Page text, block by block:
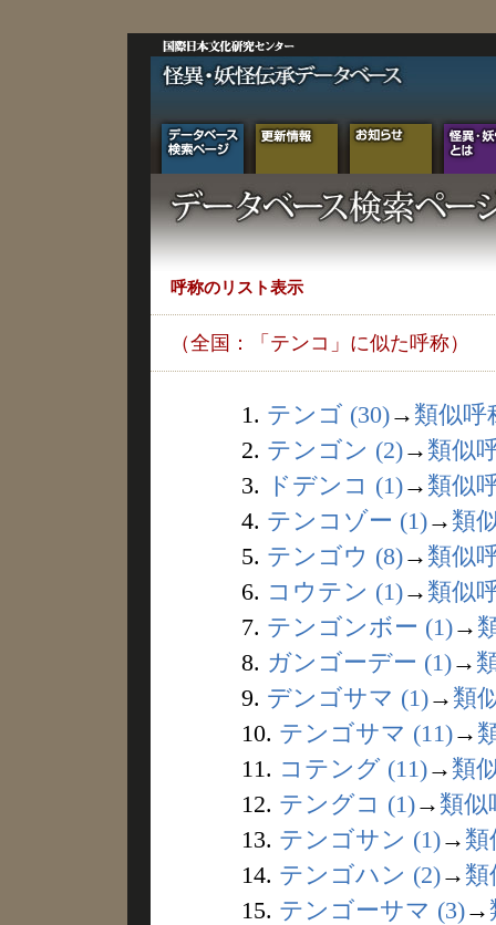
呼称のリスト表示
（全国：「テンコ」に似た呼称）
1. テンゴ (30)→ 類似呼
2. テンゴン (2)→ 類似
3.
ドデンコ (1)→ 類似
4. テンコゾー (1)→ 類
5. テンゴウ (8)→ 類似
6. コウテン (1)→ 類似
7. テンゴンボー (1)→
8. ガンゴーデー (1)→
9. デンゴサマ (1)→ 類
10. テンゴサマ (11)→
11. コテング (11)→ 類
12. テングコ (1)→ 類似
13. テンゴサン (1)→ 類
14. テンゴハン (2)→ 類
15. テンゴーサマ (3)→